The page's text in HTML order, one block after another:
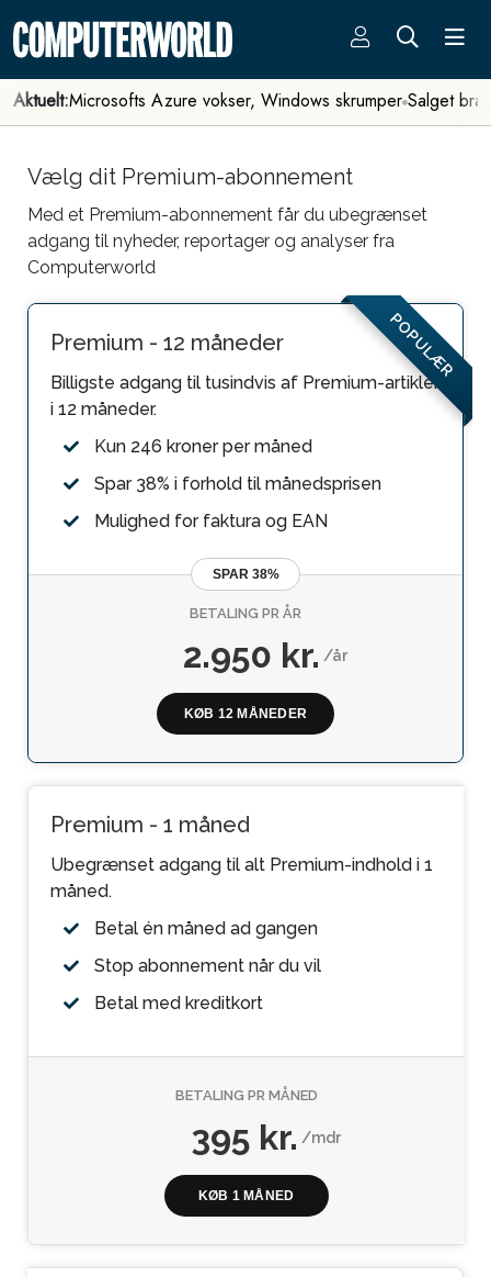
Aktuelt:Microsofts Azure vokser, Windows skrumper Salget
Vælg dit Premium-abonnement
Med et Premium-abonnement får du ubegrænset
adgang til nyheder, reportager og analyser fra
Computerworld
Premium - 1 måned
Ubegrænset adgang til alt Premium-indhold i 1
måned.
Betal én måned ad gangen
Stop abonnement når du vil
Betal med kreditkort
BETALING PR MÅNED
395 kr./mdr
KØB 1 MÅNED
POPULÆR
Premium - 12 måneder
Billigste adgang til tusindvis af Premium-artikler
i 12 måneder.
Kun 246 kroner per måned
Spar 38% i forhold til månedsprisen
Mulighed for faktura og EAN
SPAR 38%
BETALING PR ÅR
2.950 kr./år
KØB 12 MÅNEDER